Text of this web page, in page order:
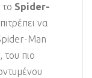
Spider-
να
Man
πιο